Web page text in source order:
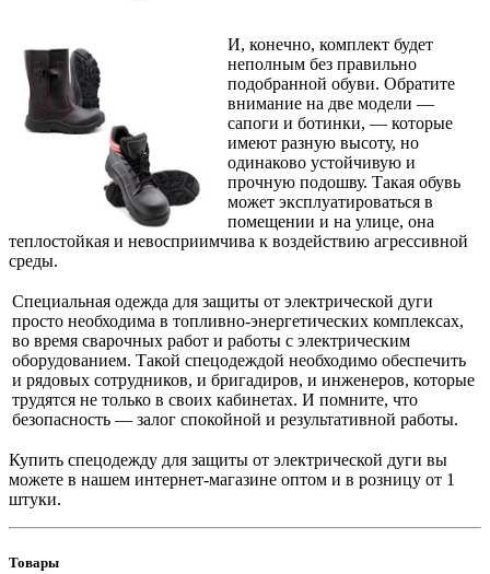
И, конечно, комплект будет
неполным без правильно
подобранной обуви. Обратите
внимание на две модели —
сапоги и ботинки, — которые
имеют разную высоту, но
одинаково устойчивую и
прочную подошву. Такая обувь
может эксплуатироваться в
помещении и на улице, она
теплостойкая и невосприимчива к воздействию агрессивной
среды.
Специальная одежда для защиты от электрической дуги
просто необходима в топливно-энергетических комплексах,
во время сварочных работ и работы с электрическим
оборудованием. Такой спецодеждой необходимо обеспечить
и рядовых сотрудников, и бригадиров, и инженеров, которые
трудятся не только в своих кабинетах. И помните, что
безопасность — залог спокойной и результативной работы.
Купить спецодежду для защиты от электрической дуги вы
можете в нашем интернет-магазине оптом и в розницу от 1
штуки.
Товары